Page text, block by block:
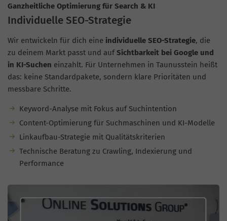
Ganzheitliche Optimierung für Search & KI
Individuelle SEO-Strategie
Wir entwickeln für dich eine individuelle SEO-Strategie, die
zu deinem Markt passt und aufSichtbarkeit bei Google und
in KI-Suchen einzahlt. Für Unternehmen in Taunusstein heißt
das: keine Standardpakete, sondern klare Prioritäten und
messbare Schritte.
Keyword-Analyse mit Fokus auf Suchintention
Content-Optimierung für Suchmaschinen und KI-Modelle
Linkaufbau-Strategie mit Qualitätskriterien
Technische Beratung zu Crawling, Indexierung und
Performance